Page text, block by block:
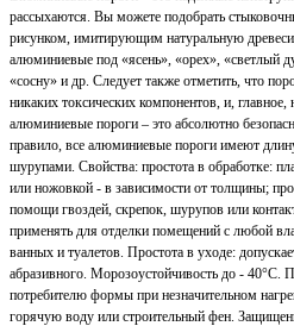
рассыхаются. Вы можете подобрать
рисунком, имитирующим натуральную
алюминиевые под «ясень», «орех», «светлый
«сосну» и др. Следует также отметить, что
никаких токсических компонентов, и, главное,
алюминиевые пороги – это абсолютно
правило, все алюминиевые пороги имеют
шурупами. Свойства: простота в обработке:
или ножовкой - в зависимости от толщины;
помощи гвоздей, скрепок, шурупов или
применять для отделки помещений с любой
ванных и туалетов. Простота в уходе:
абразивного. Морозоустойчивость до - 40°С.
потребителю формы при незначительном
горячую воду или строительный фен.